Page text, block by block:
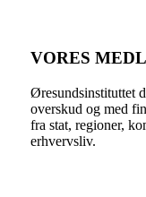
VORES
Øresundsinstituttet
overskud og med
fra stat, regioner,
erhvervsliv.